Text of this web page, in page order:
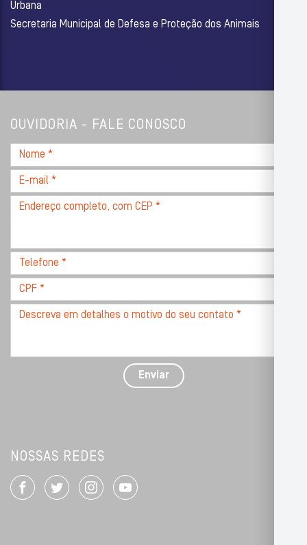
Urbana
Secretaria Municipal de Defesa e Proteção dos Animais
OUVIDORIA - FALE CONOSCO
Nome
*
E-
mail
Endereço
CEP
Telefone
*
CPF
*
Descreva
com
Enviar
NOSSAS REDES